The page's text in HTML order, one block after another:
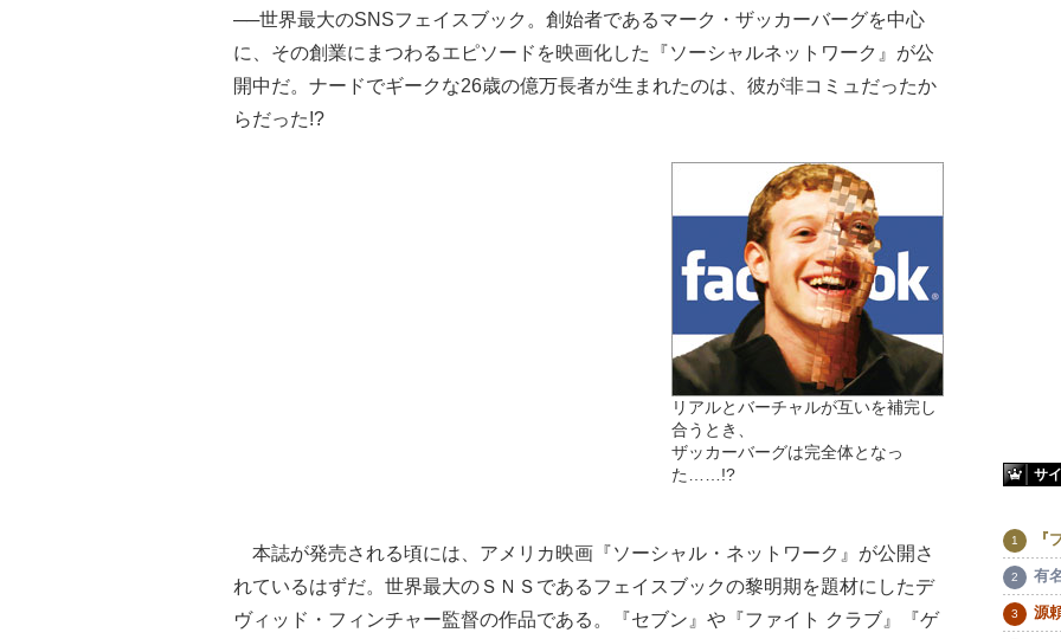
──世界最大のSNSフェイスブック。創始者であるマーク・ザッカーバーグを中心
に、その創業にまつわるエピソードを映画化した『ソーシャルネットワーク』が公
開中だ。ナードでギークな26歳の億万長者が生まれたのは、彼が非コミュだったか
らだった!?
リアルとバーチャルが互いを補完し
合うとき、
ザッカーバーグは完全体となっ
た……!?
本誌が発売される頃には、アメリカ映画『ソーシャル・ネットワーク』が公開さ
れているはずだ。世界最大のＳＮＳであるフェイスブックの黎明期を題材にしたデ
ヴィッド・フィンチャー監督の作品である。『セブン』や『ファイト クラブ』『ゲ
サ
『
有
源